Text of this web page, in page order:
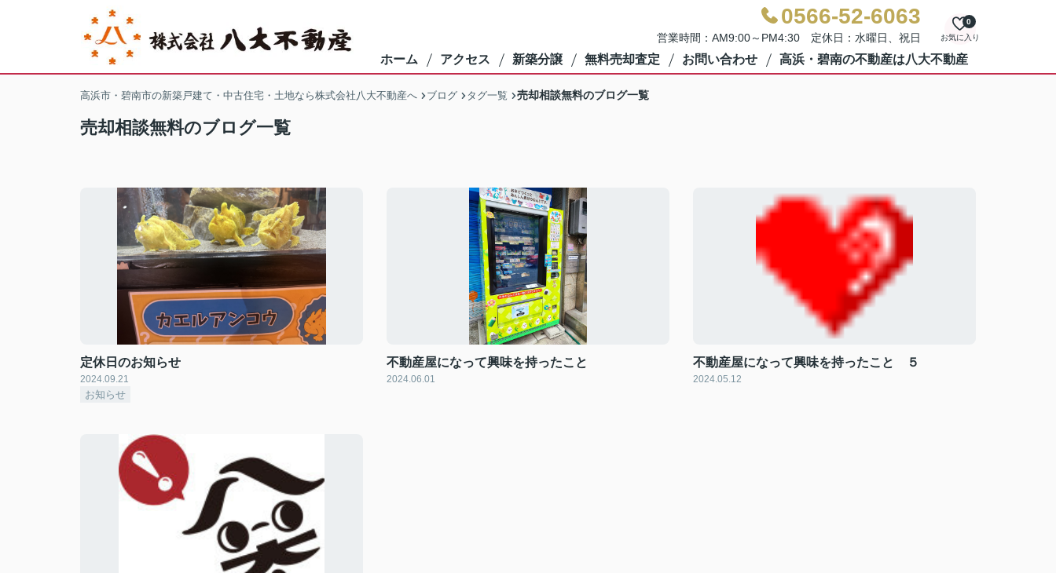
0566-52-6063
営業時間：AM9:00～PM4:30 定休日：水曜日、祝日 お気に入り
0
ホーム アクセス 新築分譲 無料売却査定 お問い合わせ 高浜・碧南の不動産は八大不動産
高浜市・碧南市の新築戸建て・中古住宅・土地なら株式会社八大不動産へ ブログ タグ一覧 売却相談無料のブログ一覧
売却相談無料のブログ一覧
定休日のお知らせ
2024.09.21
お知らせ
不動産屋になって興味を持ったこと
2024.06.01
不動産屋になって興味を持ったこと ５
2024.05.12